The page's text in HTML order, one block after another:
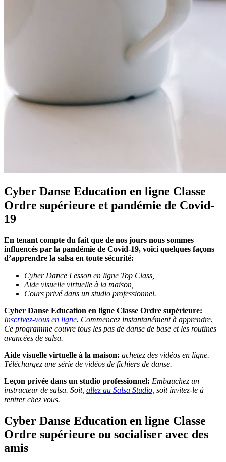
Cyber Danse Education en ligne Classe
Ordre supérieure et pandémie de Covid-
19
En tenant compte du fait que de nos jours nous sommes
influencés par la pandémie de Covid-19, voici quelques façons
d’apprendre la salsa en toute sécurité:
Cyber Dance Lesson en ligne Top Class,
Aide visuelle virtuelle à la maison,
Cours privé dans un studio professionnel.
Cyber Danse Education en ligne Classe Ordre supérieure:
Inscrivez-vous en ligne. Commencez instantanément à apprendre.
Ce programme couvre tous les pas de danse de base et les routines
avancées de salsa.
Aide visuelle virtuelle à la maison: achetez des vidéos en ligne.
Téléchargez une série de vidéos de fichiers de danse.
Leçon privée dans un studio professionnel: Embauchez un
instructeur de salsa. Soit, allez au Salsa Studio , soit invitez-le à
rentrer chez vous.
Cyber Danse Education en ligne Classe
Ordre supérieure ou socialiser avec des
amis